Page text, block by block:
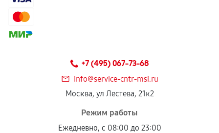
+7 (495) 067-73-68
info@service-cntr-msi.ru
Москва, ул Лестева, 21к2
Режим работы
Ежедневно, с 08:00 до 23:00